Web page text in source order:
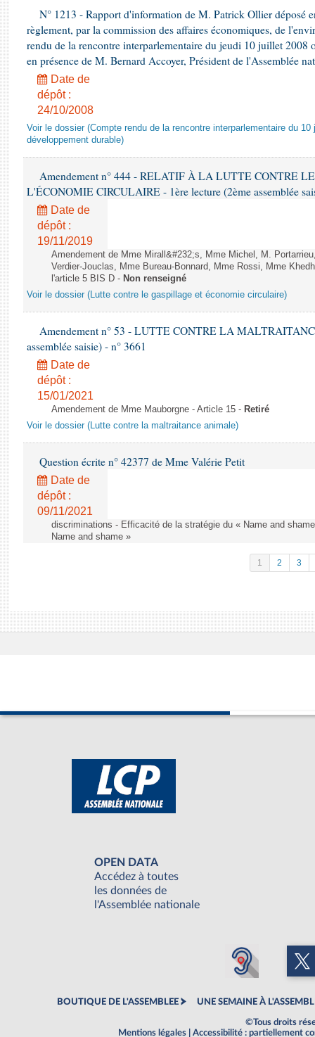
N° 1213 - Rapport d'information de M. Patrick Ollier déposé
règlement, par la commission des affaires économiques, de
rendu de la rencontre interparlementaire du jeudi 10 juillet 2008
en présence de M. Bernard Accoyer, Président de l'Assemblée
Date de
dépôt :
24/10/2008
Voir le dossier (Compte rendu de la rencontre interparlementaire du
développement durable)
Amendement n° 444 - RELATIF À LA LUTTE CONTRE
L'ÉCONOMIE CIRCULAIRE - 1ère lecture (2ème assemblée
Date de
dépôt :
19/11/2019
Amendement de Mme Mirall&#232;s, Mme Michel, M.
Verdier-Jouclas, Mme Bureau-Bonnard, Mme Rossi, Mme
l'article 5 BIS D - Non renseigné
Voir le dossier (Lutte contre le gaspillage et économie circulaire)
Amendement n° 53 - LUTTE CONTRE LA
assemblée saisie) - n° 3661
Date de
dépôt :
15/01/2021
Amendement de Mme Mauborgne - Article 15 - Retiré
Voir le dossier (Lutte contre la maltraitance animale)
Question écrite n° 42377 de Mme Valérie Petit
Date de
dépôt :
09/11/2021
discriminations - Efficacité de la stratégie du « Name and
Name and shame »
1 2 3
OPEN DATA
Accédez à toutes
les données de
l'Assemblée nationale
BOUTIQUE DE L'ASSEMBLEE UNE SEMAINE À
©Tous droits
Mentions légales
Accessibilité : partiellement